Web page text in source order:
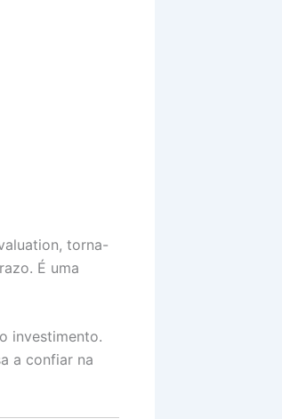
torna-
É uma
investimento.
a confiar na